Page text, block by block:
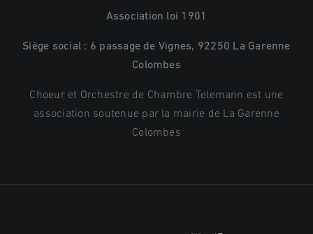
Association loi 1901
Siège social : 6 passage de Vignes, 92250 La Garenne
Colombes
Choeur et Orchestre de Chambre Telemann est une
association soutenue par la mairie de La Garenne
Colombes